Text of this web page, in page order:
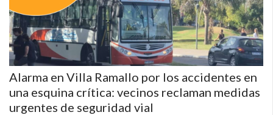
NOTICIAS RECIENTES
SAN NICOLAS
RAMALLO
SAN PEDRO
PROVINCIA
Alarma en Villa Ramallo por los accidentes en
una esquina crítica: vecinos reclaman medidas
urgentes de seguridad vial